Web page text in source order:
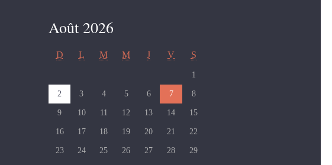
Août 2026
D L M M J V S
1
2 3 4 5 6 7 8
9 10 11 12 13 14 15
16 17 18 19 20 21 22
23 24 25 26 27 28 29